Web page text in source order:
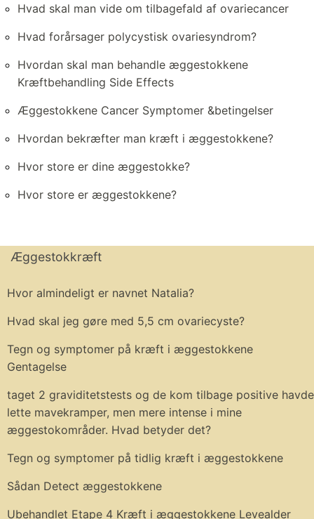
Hvad skal man vide om tilbagefald af ovariecancer
Hvad forårsager polycystisk ovariesyndrom?
Hvordan skal man behandle æggestokkene
Kræftbehandling Side Effects
Æggestokkene Cancer Symptomer &betingelser
Hvordan bekræfter man kræft i æggestokkene?
Hvor store er dine æggestokke?
Hvor store er æggestokkene?
Æggestokkræft
Hvor almindeligt er navnet Natalia?
Hvad skal jeg gøre med 5,5 cm ovariecyste?
Tegn og symptomer på kræft i æggestokkene
Gentagelse
taget 2 graviditetstests og de kom tilbage positive havde
lette mavekramper, men mere intense i mine
æggestokområder. Hvad betyder det?
Tegn og symptomer på tidlig kræft i æggestokkene
Sådan Detect æggestokkene
Ubehandlet Etape 4 Kræft i æggestokkene Levealder